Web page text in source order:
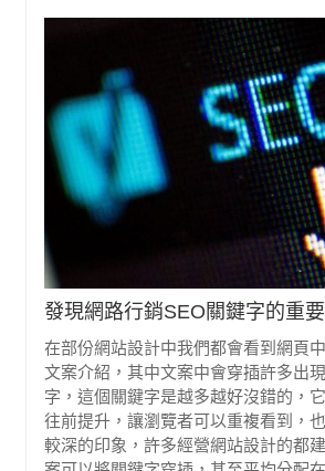
發現網路行銷SEO關鍵字的重
在部份網站設計中我們都會看到網頁
文案介紹，其中文案中會穿插許多出
字，這個關鍵字是越多越好沒錯的，
往前提升，讓瀏覽者可以重複看到，
較深的印象，許多經營網站設計的都